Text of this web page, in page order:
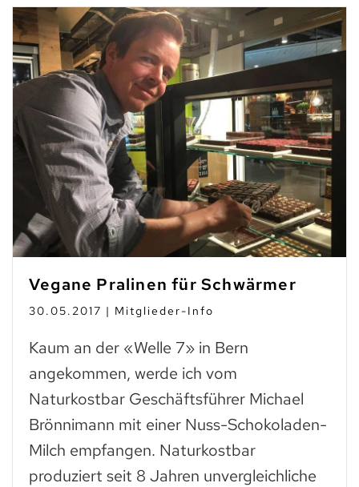
Vegane Pralinen für Schwärmer
30.05.2017 | Mitglieder-Info
Kaum an der «Welle 7» in Bern
angekommen, werde ich vom
Naturkostbar Geschäftsführer Michael
Brönnimann mit einer Nuss-Schokoladen-
Milch empfangen. Naturkostbar
produziert seit 8 Jahren unvergleichliche